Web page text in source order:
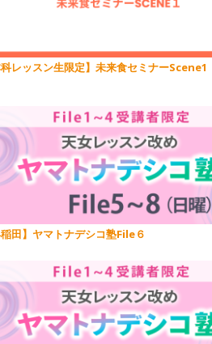
科レッスン生限定】未来食セミナーScene1
稲田】ヤマトナデシコ塾File６